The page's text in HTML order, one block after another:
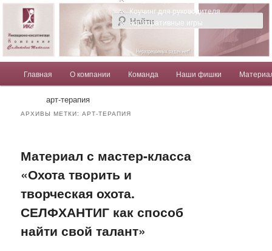
Солдатова Татьяна
Компания Солдатовой Татьяны
Главное менюПерейти к основному содержимому
Перейти к дополнительному содержимому
Главная О компании Команда Наши фишки
Коучинг для руководителя
Корпоративные игры
арт-терапия
АРХИВЫ МЕТКИ:АРТ-ТЕРАПИЯ
Материал с мастер-класса
«Охота творить и
творческая охота.
СЕЛФХАНТИГ как способ
найти свой талант»